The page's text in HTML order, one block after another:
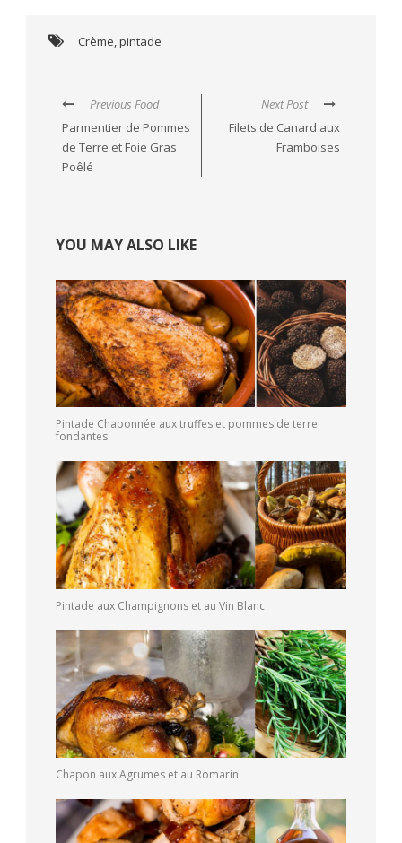
Crème pintade
Previous Food
Parmentier de Pommes
de Terre et Foie Gras
Poêlé
Next Post
Filets de Canard aux
Framboises
YOU MAY ALSO LIKE
Pintade Chaponnée aux truffes et pommes de terre
fondantes
Pintade aux Champignons et au Vin Blanc
Chapon aux Agrumes et au Romarin